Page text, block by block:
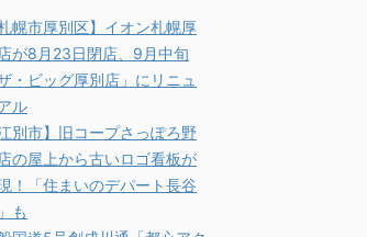
札幌市厚別区】イオン札幌厚
が8月23日閉店、9月中旬
ザ・ビッグ厚別店」にリニュ
ル
江別市】旧コープさっぽろ野
の屋上から古いロゴ看板が
！「住まいのデパート長谷
も